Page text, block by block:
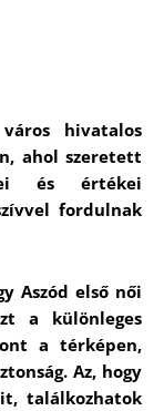
hivatalos
ahol szeretett
és értékei
fordulnak
Aszód első női
a különleges
a térképen,
Az, hogy
találkozhatok